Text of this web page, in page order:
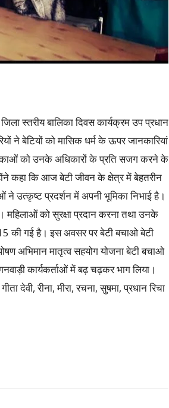
स्तरीय बालिका दिवस कार्यक्रम उप प्रधान
ने बेटियों को मासिक धर्म के ऊपर जानकारियां
को उनके अधिकारों के प्रति सजग करने के
कहा कि आज बेटी जीवन के क्षेत्र में बेहतरीन
ने उत्कृष्ट प्रदर्शन में अपनी भूमिका निभाई है।
को सुरक्षा प्रदान करना तथा उनके
की गई है। इस अवसर पर बेटी बचाओ बेटी
अभिमान मातृत्व सहयोग योजना बेटी बचाओ
कार्यकर्ताओं में बढ़ चढ़कर भाग लिया।
देवी, रीना, मीरा, रचना, सुषमा, प्रधान रिचा